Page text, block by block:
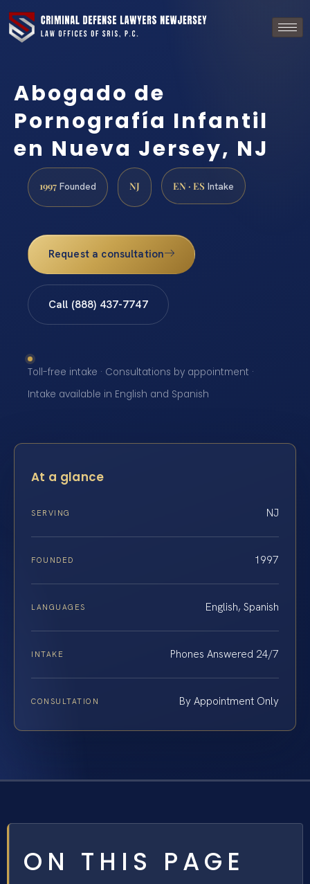
Abogado de
Pornografía Infantil
en Nueva Jersey, NJ
1997 Founded NJ EN · ES Intake
Request a consultation
Call (888) 437-7747
Toll-free intake · Consultations by appointment ·
Intake available in English and Spanish
At a glance
SERVING NJ
FOUNDED 1997
LANGUAGES English, Spanish
INTAKE Phones Answered 24/7
CONSULTATION By Appointment Only
ON THIS PAGE